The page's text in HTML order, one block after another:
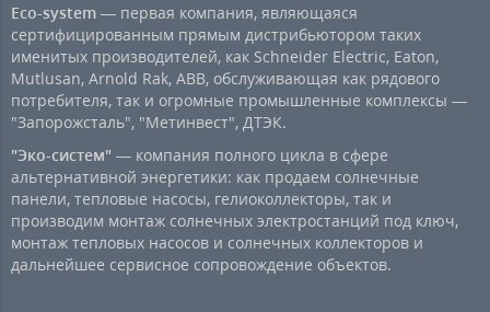
Eco-system — первая компания, являющаяся
сертифицированным прямым дистрибьютором таких
именитых производителей, как Schneider Electric, Eaton,
Mutlusan, Arnold Rak, ABB, обслуживающая как рядового
потребителя, так и огромные промышленные комплексы —
"Запорожсталь", "Метинвест", ДТЭК.
"Эко-систем" — компания полного цикла в сфере
альтернативной энергетики: как продаем солнечные
панели, тепловые насосы, гелиоколлекторы, так и
производим монтаж солнечных электростанций под ключ,
монтаж тепловых насосов и солнечных коллекторов и
дальнейшее сервисное сопровождение объектов.